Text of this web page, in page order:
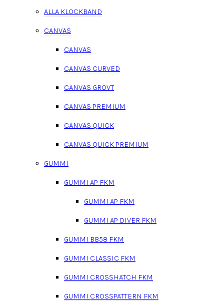
ALLA KLOCKBAND
CANVAS
CANVAS
CANVAS CURVED
CANVAS GROVT
CANVAS PREMIUM
CANVAS QUICK
CANVAS QUICK PREMIUM
GUMMI
GUMMI AP FKM
GUMMI AP FKM
GUMMI AP DIVER FKM
GUMMI BB58 FKM
GUMMI CLASSIC FKM
GUMMI CROSSHATCH FKM
GUMMI CROSSPATTERN FKM